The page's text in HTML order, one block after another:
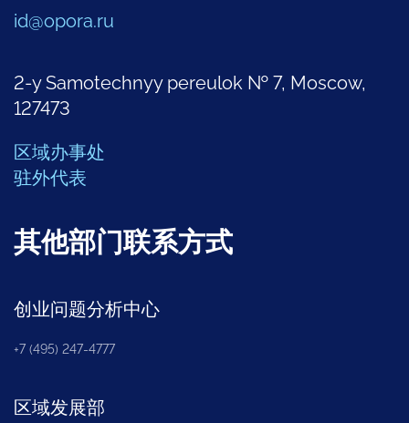
id@opora.ru
2-y Samotechnyy pereulok № 7, Moscow,
127473
区域办事处
驻外代表
其他部门联系方式
创业问题分析中心
+7 (495) 247-4777
区域发展部